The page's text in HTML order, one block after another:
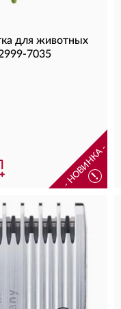
для животных
7035
- НОВИНКА -
!